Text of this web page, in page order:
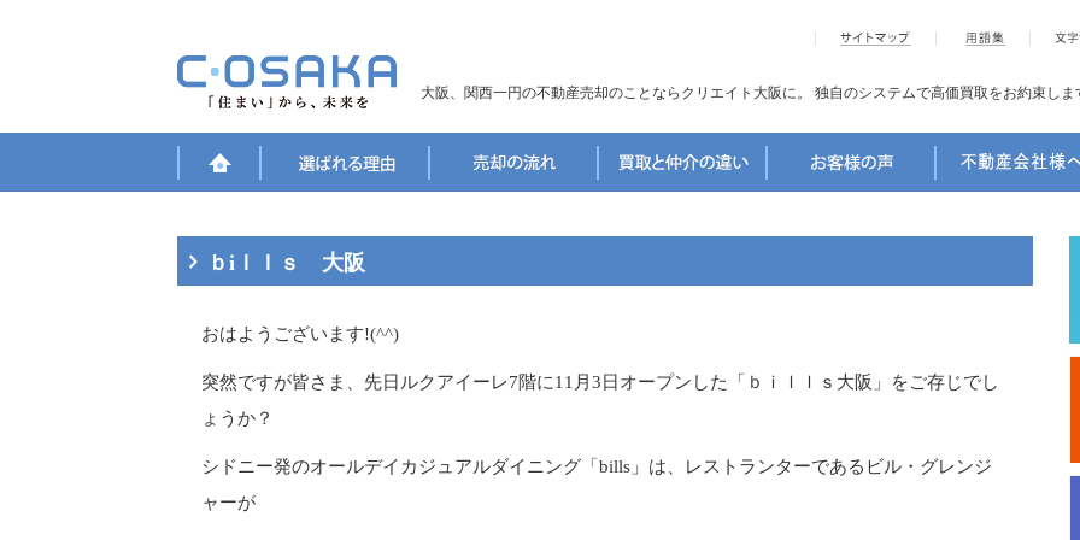
大阪、関西一円の不動産売却のことならクリエイト大阪に。 独自のシステムで高価買取をお約束しま
ｂiｌｌｓ 大阪
おはようございます!(^^)
突然ですが皆さま、先日ルクアイーレ7階に11月3日オープンした「ｂｉｌｌｓ大阪」をご存じでし
ょうか？
シドニー発のオールデイカジュアルダイニング「bills」は、レストランターであるビル・グレンジ
ャーが